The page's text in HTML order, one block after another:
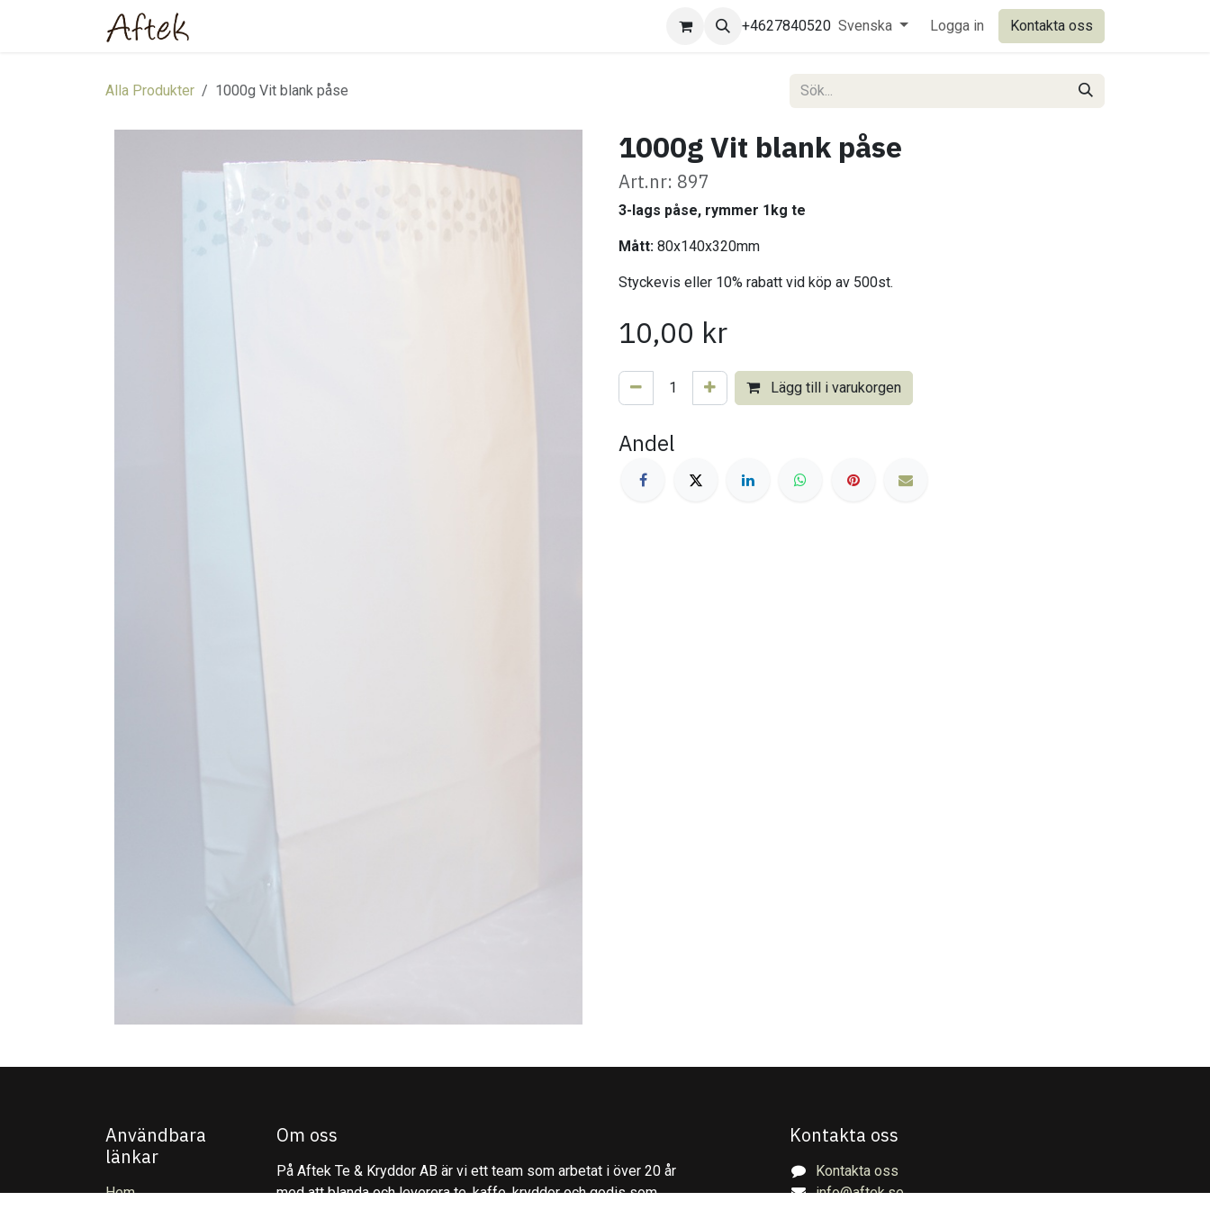
+4627840520 Svenska Logga in Kontakta oss
Alla Produkter 1000g Vit blank påse
1000g Vit blank påse
Art.nr: 897
3-lags påse, rymmer 1kg te
Mått: 80x140x320mm
Styckevis eller 10% rabatt vid köp av 500st.
10,00 kr
Lägg till i varukorgen
Andel
Användbara
länkar
Hem
Om oss
På Aftek Te & Kryddor AB är vi ett team som arbetat i över 20 år
med att blanda och leverera te, kaffe, kryddor och godis som
Kontakta oss
Kontakta oss
info@aftek.se